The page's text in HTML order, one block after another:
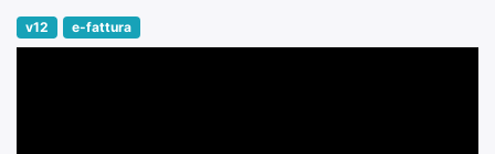
v12 e-fattura